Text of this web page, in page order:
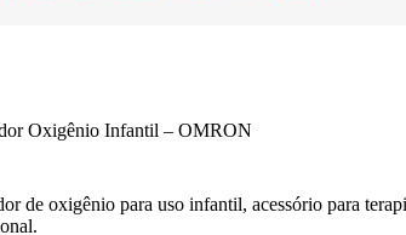
Oxigênio Infantil – OMRON
de oxigênio para uso infantil, acessório para